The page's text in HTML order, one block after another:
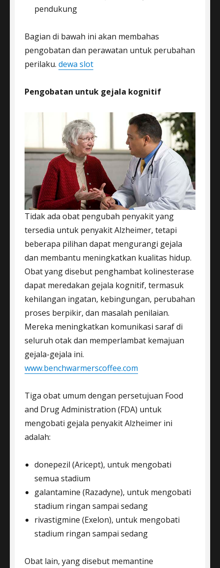
pendukung
Bagian di bawah ini akan membahas
pengobatan dan perawatan untuk perubahan
perilaku. dewa slot
Pengobatan untuk gejala kognitif
Tidak ada obat pengubah penyakit yang
tersedia untuk penyakit Alzheimer, tetapi
beberapa pilihan dapat mengurangi gejala
dan membantu meningkatkan kualitas hidup.
Obat yang disebut penghambat kolinesterase
dapat meredakan gejala kognitif, termasuk
kehilangan ingatan, kebingungan, perubahan
proses berpikir, dan masalah penilaian.
Mereka meningkatkan komunikasi saraf di
seluruh otak dan memperlambat kemajuan
gejala-gejala ini.
www.benchwarmerscoffee.com
Tiga obat umum dengan persetujuan Food
and Drug Administration (FDA) untuk
mengobati gejala penyakit Alzheimer ini
adalah:
donepezil (Aricept), untuk mengobati
semua stadium
galantamine (Razadyne), untuk mengobati
stadium ringan sampai sedang
rivastigmine (Exelon), untuk mengobati
stadium ringan sampai sedang
Obat lain, yang disebut memantine